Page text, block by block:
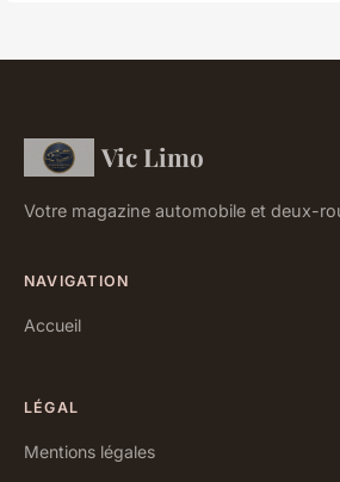
Vic Limo
Votre magazine automobile et deux-
NAVIGATION
Accueil
LÉGAL
Mentions légales